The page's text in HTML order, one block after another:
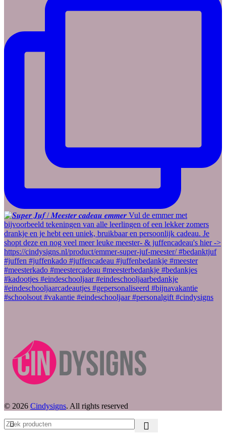
© 2026 Cindysigns. All rights reserved